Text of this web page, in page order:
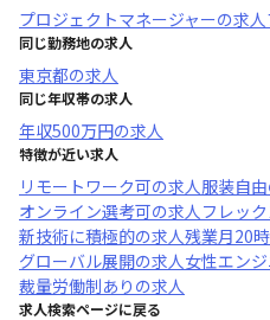
プロジェクトマネージャーの求人
同じ勤務地の求人
東京都の求人
同じ年収帯の求人
年収500万円の求人
特徴が近い求人
リモートワーク可の求人服装自由
オンライン選考可の求人フレッ
新技術に積極的の求人残業月20
グローバル展開の求人女性エン
裁量労働制あり の求人
求人検索ページに戻る